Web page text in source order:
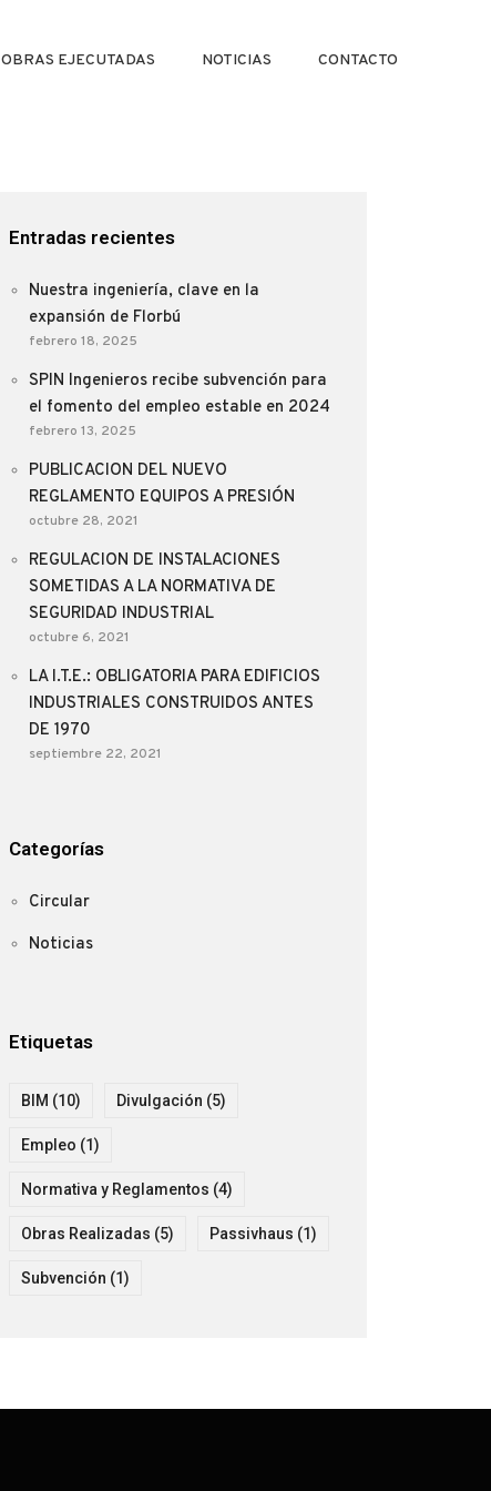
OBRAS EJECUTADAS NOTICIAS CONTACTO
Entradas recientes
Nuestra ingeniería, clave en la
expansión de Florbú
febrero 18, 2025
SPIN Ingenieros recibe subvención para
el fomento del empleo estable en 2024
febrero 13, 2025
PUBLICACION DEL NUEVO
REGLAMENTO EQUIPOS A PRESIÓN
octubre 28, 2021
REGULACION DE INSTALACIONES
SOMETIDAS A LA NORMATIVA DE
SEGURIDAD INDUSTRIAL
octubre 6, 2021
LA I.T.E.: OBLIGATORIA PARA EDIFICIOS
INDUSTRIALES CONSTRUIDOS ANTES
DE 1970
septiembre 22, 2021
Categorías
Circular
Noticias
Etiquetas
BIM (10) Divulgación (5)
Empleo (1)
Normativa y Reglamentos (4)
Obras Realizadas (5) Passivhaus (1)
Subvención (1)